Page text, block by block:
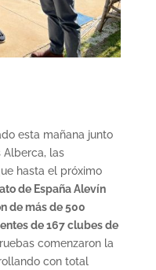
esta mañana junto
Alberca, las
hasta el próximo
de España Alevín
de más de 500
de 167 clubes de
comenzaron la
con total